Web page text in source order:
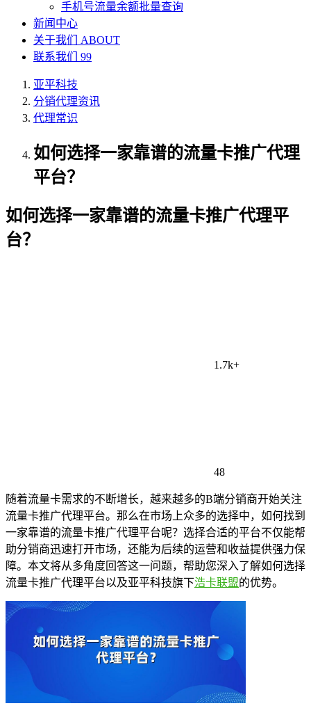
手机号流量余额批量查询
新闻中心
关于我们 ABOUT
联系我们 99
亚平科技
分销代理资讯
代理常识
如何选择一家靠谱的流量卡推广代理
平台？
如何选择一家靠谱的流量卡推广代理平
台？
1.7k+
48
随着流量卡需求的不断增长，越来越多的B端分销商开始关注
流量卡推广代理平台。那么在市场上众多的选择中，如何找到
一家靠谱的流量卡推广代理平台呢？选择合适的平台不仅能帮
助分销商迅速打开市场，还能为后续的运营和收益提供强力保
障。本文将从多角度回答这一问题，帮助您深入了解如何选择
流量卡推广代理平台以及亚平科技旗下浩卡联盟的优势。